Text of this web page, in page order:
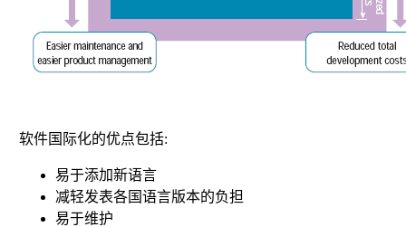
软件国际化的优点包括:
易于添加新语言
减轻发表各国语言版本的负担
易于维护